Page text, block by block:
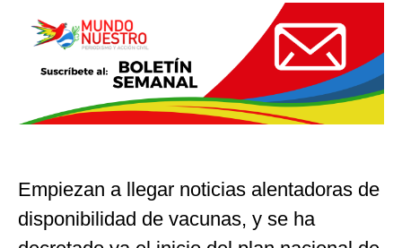
Empiezan a llegar noticias alentadoras de
disponibilidad de vacunas, y se ha